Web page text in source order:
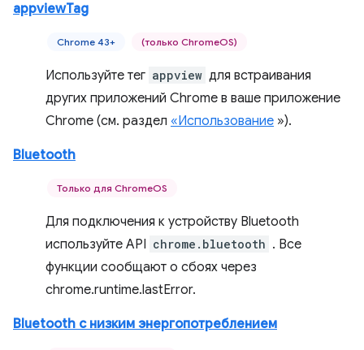
appviewTag
Chrome 43+ (только ChromeOS)
Используйте тег appview для встраивания
других приложений Chrome в ваше приложение
Chrome (см. раздел «Использование »).
Bluetooth
Только для ChromeOS
Для подключения к устройству Bluetooth
используйте API chrome.bluetooth . Все
функции сообщают о сбоях через
chrome.runtime.lastError.
Bluetooth с низким энергопотреблением